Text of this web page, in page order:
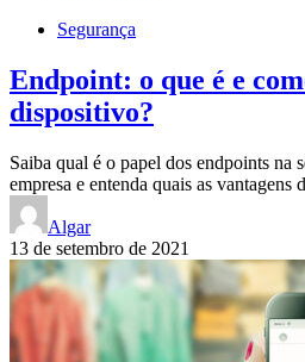
Segurança
Endpoint: o que é e
dispositivo?
Saiba qual é o papel dos endpoints na
empresa e entenda quais as
Algar
13 de setembro de 2021